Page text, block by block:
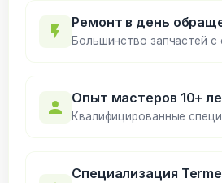
Ремонт в день
Большинство запчастей с
Опыт мастеров 10+
Квалифицированные
Специализация